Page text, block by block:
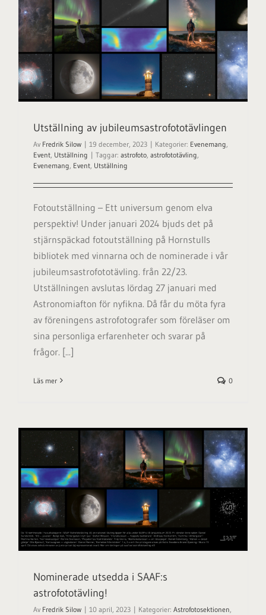
Utställning av jubileumsastrofototävlingen
Av Fredrik Silow | 19 december, 2023 | Kategorier: Evenemang
Event Utställning | Taggar: astrofoto astrofototävling
Evenemang Event Utställning
Fotoutställning – Ett universum genom elva
perspektiv! Under januari 2024 bjuds det på
stjärnspäckad fotoutställning på Hornstulls
bibliotek med vinnarna och de nominerade i vår
jubileumsastrofototävling. från 22/23.
Utställningen avslutas lördag 27 januari med
Astronomiafton för nyfikna. Då får du möta fyra
av föreningens astrofotografer som föreläser om
sina personliga erfarenheter och svarar på
frågor. [...]
Läs mer 0
Nominerade utsedda i SAAF:s
astrofototävling!
Av Fredrik Silow | 10 april, 2023 | Kategorier: Astrofotosektionen,